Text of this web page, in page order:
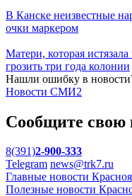
В Канске неизвестные
очки маркером
Матери, которая
грозить три года колонии
Нашли ошибку в
Новости СМИ2
Сообщите свою
8(391)2-900-333
Telegram news@trk7.ru
Главные новости
Полезные новости